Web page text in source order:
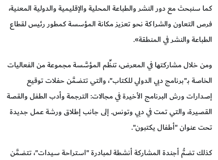
كما سنبحث مع دور النشر والطباعة المحلية والإقليمية والدولية المعنية،
فرص التعاون والشراكة نحو تعزيز مكانة المؤسسة كمطور رئيس لقطاع
الطباعة والنشر في المنطقة».
ومن خلال مشاركتها في المعرض، تنظِّم المؤسَّسة مجموعة من الفعاليات
الخاصة بـ"برنامج دبي الدولي للكتاب"، والتي تتضمَّن حفلات توقيع
إصدارات ورش البرنامج الأخيرة في مجالات: الترجمة وأدب الطفل والقصة
القصيرة، والتي تمت في دبي وتونس. إلى جانب إطلاق ورشة عمل جديدة
تحت عنوان "أطفال يكتبون".
كذلك تضمُّ أجندة المشاركة أنشطة لمبادرة "استراحة سيدات"، تتضمَّن